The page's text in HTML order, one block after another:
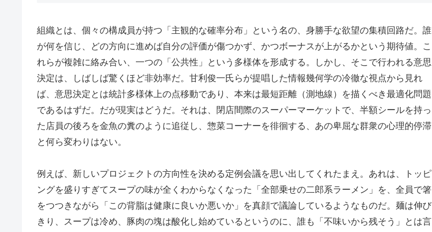
組織とは、個々の構成員が持つ「主観的な確率分布」という名の、身勝手な欲望の集積回路だ。誰
が何を信じ、どの方向に進めば自分の評価が傷つかず、かつボーナスが上がるかという期待値。こ
れらが複雑に絡み合い、一つの「公共性」という多様体を形成する。しかし、そこで行われる意思
決定は、しばしば驚くほど非効率だ。甘利俊一氏らが提唱した情報幾何学の冷徹な視点から見れ
ば、意思決定とは統計多様体上の点移動であり、本来は最短距離（測地線）を描くべき最適化問題
であるはずだ。だが現実はどうだ。それは、閉店間際のスーパーマーケットで、半額シールを持っ
た店員の後ろを金魚の糞のように追従し、惣菜コーナーを徘徊する、あの卑屈な群衆の心理的停滞
と何ら変わりはない。
例えば、新しいプロジェクトの方向性を決める定例会議を思い出してくれたまえ。あれは、トッピ
ングを盛りすぎてスープの味が全くわからなくなった「全部乗せの二郎系ラーメン」を、全員で箸
をつつきながら「この背脂は健康に良いか悪いか」を真顔で議論しているようなものだ。麺は伸び
きり、スープは冷め、豚肉の塊は酸化し始めているというのに、誰も「不味いから残そう」とは言